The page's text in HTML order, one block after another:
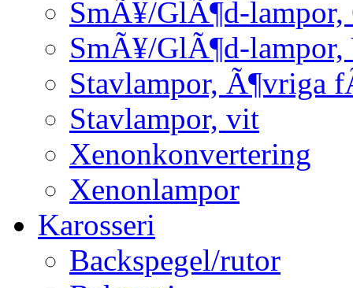
SmÃ¥/GlÃ¶d-lampor,
SmÃ¥/GlÃ¶d-
Stavlampor, Ã¶vriga
Stavlampor, vit
Xenonkonvertering
Xenonlampor
Karosseri
Backspegel/rutor